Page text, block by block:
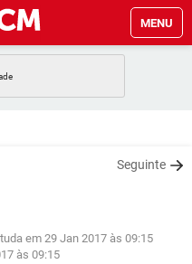
MENU
GMAIL
EXCEL
WHATSAPP
Seguinte
em 29 Jan 2017 às 09:15
às 09:15